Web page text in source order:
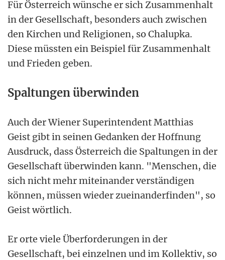
Für Österreich wünsche er sich Zusammenhalt
in der Gesellschaft, besonders auch zwischen
den Kirchen und Religionen, so Chalupka.
Diese müssten ein Beispiel für Zusammenhalt
und Frieden geben.
Spaltungen überwinden
Auch der Wiener Superintendent Matthias
Geist gibt in seinen Gedanken der Hoffnung
Ausdruck, dass Österreich die Spaltungen in der
Gesellschaft überwinden kann. "Menschen, die
sich nicht mehr miteinander verständigen
können, müssen wieder zueinanderfinden", so
Geist wörtlich.
Er orte viele Überforderungen in der
Gesellschaft, bei einzelnen und im Kollektiv, so